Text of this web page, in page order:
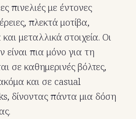
πινελιές με έντονες
πλεκτά μοτίβα,
μεταλλικά στοιχεία. Οι
είναι πια μόνο για τη
σε καθημερινές βόλτες,
και σε casual
δίνοντας πάντα μια δόση